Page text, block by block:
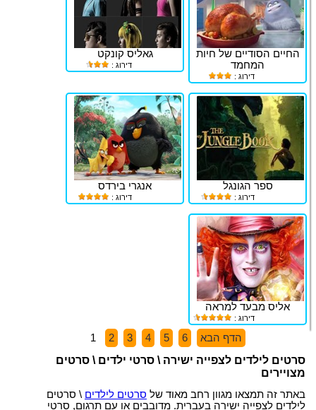
החיים הסודיים של חיות
המחמד
דירוג :
גאליס קונקט
דירוג :
ספר הגונגל
דירוג :
אנגרי בירדס
דירוג :
אליס מבעד למראה
דירוג :
הדף הבא 1 2 3 4 5 6
סרטים לילדים לצפייה ישירה \ סרטי ילדים \ סרטים
מצויירים
באתר זה תמצאו מגוון רחב מאוד של סרטים לילדים \ סרטים
לילדים לצפייה ישירה בעברית. מדובבים או עם תרגום, סרטי